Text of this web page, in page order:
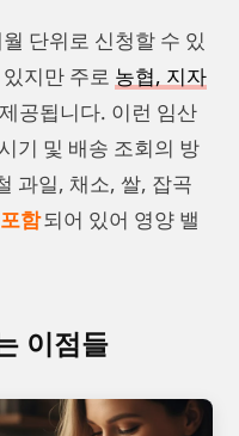
단위로 신청할 수 있
지만 주로 농협, 지자
공됩니다. 이런 임산
기 및 배송 조회의 방
과일, 채소, 쌀, 잡곡
함되어 있어 영양 밸
이점들